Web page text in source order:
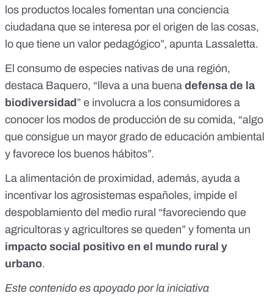
los productos locales fomentan una conciencia
ciudadana que se interesa por el origen de las cosas,
lo que tiene un valor pedagógico”, apunta Lassaletta.
El consumo de especies nativas de una región,
destaca Baquero, “lleva a una buena defensa de la
biodiversidad ” e involucra a los consumidores a
conocer los modos de producción de su comida, “algo
que consigue un mayor grado de educación ambiental
y favorece los buenos hábitos”.
La alimentación de proximidad, además, ayuda a
incentivar los agrosistemas españoles, impide el
despoblamiento del medio rural “favoreciendo que
agricultoras y agricultores se queden” y fomenta un
impacto social positivo en el mundo rural y
urbano.
Este contenido es apoyado por la iniciativa